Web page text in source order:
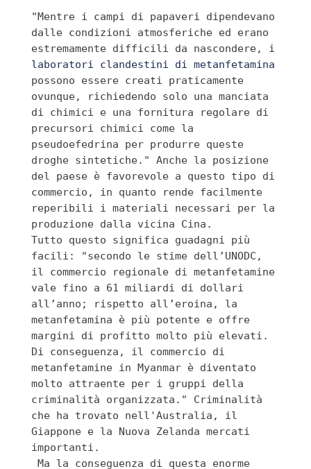
"Mentre i campi di papaveri dipendevano
dalle condizioni atmosferiche ed erano
estremamente difficili da nascondere, i
laboratori clandestini di metanfetamina
possono essere creati praticamente
ovunque, richiedendo solo una manciata
di chimici e una fornitura regolare di
precursori chimici come la
pseudoefedrina per produrre queste
droghe sintetiche." Anche la posizione
del paese è favorevole a questo tipo di
commercio, in quanto rende facilmente
reperibili i materiali necessari per la
produzione dalla vicina Cina.
Tutto questo significa guadagni più
facili:
"secondo le stime dell’UNODC,
il commercio regionale di metanfetamine
vale fino a 61 miliardi di dollari
all’anno; rispetto all’eroina, la
metanfetamina è più potente e offre
margini di profitto molto più elevati.
Di conseguenza, il commercio di
metanfetamine in Myanmar è diventato
molto attraente per i gruppi della
criminalità organizzata." Criminalità
che ha trovato nell'Australia, il
Giappone e la Nuova Zelanda mercati
importanti.